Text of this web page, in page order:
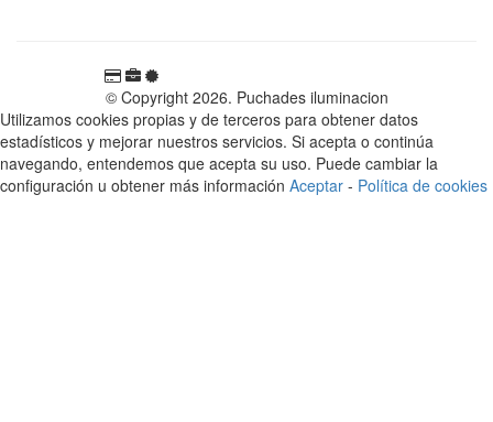
© Copyright 2026. Puchades iluminacion
Utilizamos cookies propias y de terceros para obtener datos
estadísticos y mejorar nuestros servicios. Si acepta o continúa
navegando, entendemos que acepta su uso. Puede cambiar la
configuración u obtener más información Aceptar - Política de cookies